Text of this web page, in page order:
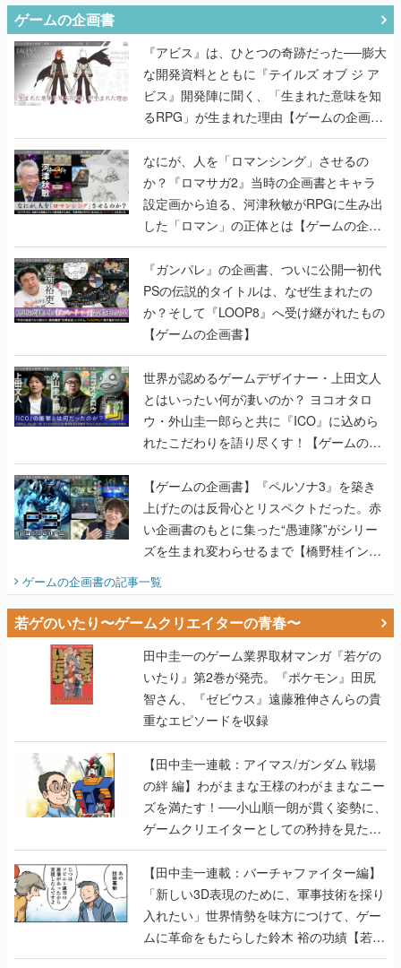
な開発資料とともに『テイルズ オブ ジ ア
るRPG」が生まれた理由【ゲームの企画
書】
なにが、人を「ロマンシング」させるの
か？『ロマサガ2』当時の企画書とキャラ
設定画から迫る、河津秋敏がRPGに生み出
した「ロマン」の正体とは【ゲームの企画
書】
『ガンパレ』の企画書、ついに公開━初代
PSの伝説的タイトルは、なぜ生まれたの
か？そして『LOOP8』へ受け継がれたもの
【ゲームの企画書】
世界が認めるゲームデザイナー・上田文人
とはいったい何が凄いのか？ ヨコオタロ
ウ・外山圭一郎らと共に『ICO』に込めら
れたこだわりを語り尽くす！【ゲームの企
画書】
【ゲームの企画書】『ペルソナ3』を築き
上げたのは反骨心とリスペクトだった。赤
い企画書のもとに集った“愚連隊”がシリー
ズを生まれ変わらせるまで【橋野桂インタ
ビュー】
ゲームの企画書の記事一覧
若ゲのいたり〜ゲームクリエイターの青春〜
田中圭一のゲーム業界取材マンガ『若ゲの
いたり』第2巻が発売。『ポケモン』田尻
智さん、『ゼビウス』遠藤雅伸さんらの貴
重なエピソードを収録
【田中圭一連載：アイマス/ガンダム 戦場
の絆 編】わがままな王様のわがままなニー
ズを満たす！──小山順一朗が貫く姿勢に、
ゲームクリエイターとしての矜持を見た
【若ゲのいたり最終回】
【田中圭一連載：バーチャファイター編】
「新しい3D表現のために、軍事技術を採り
入れたい」世界情勢を味方につけて、ゲー
ムに革命をもたらした鈴木 裕の功績【若ゲ
のいたり】
【田中圭一：若ゲのいたり】ゲーム開発統
合環境「Unreal Engine」最新バージョン
で、開発環境はどう変わる？ ゲーム業界向